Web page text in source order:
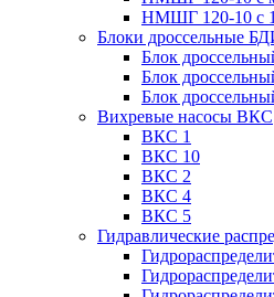
НМШГ 120-10 с
Блоки дроссельные
Блок
Блок
Блок
Вихревые насосы ВКС
ВКС 1
ВКС 10
ВКС 2
ВКС 4
ВКС 5
Гидравлические